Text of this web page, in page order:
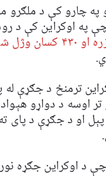
چارو کې د ملګرو
په اوکراین کې د
ترمنځ د جګړې له
اوسه د دواړو
او د جګړې د پای
د اوکراین جګړه